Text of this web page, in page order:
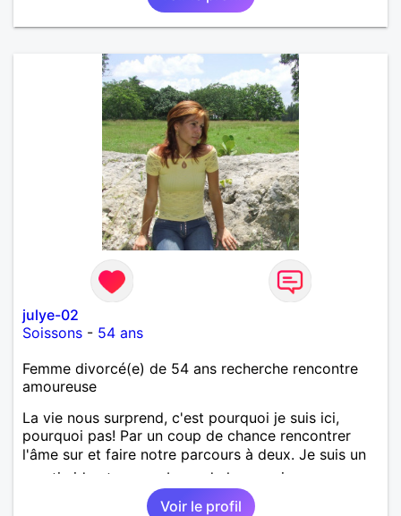
julye-02
Soissons - 54 ans
Femme divorcé(e) de 54 ans recherche rencontre
amoureuse
La vie nous surprend, c'est pourquoi je suis ici,
pourquoi pas! Par un coup de chance rencontrer
l'âme sur et faire notre parcours à deux. Je suis un
peu timide et un peu bavarde lorsque je me sens
bien. J'attends de vos nouvelles.
Voir le profil